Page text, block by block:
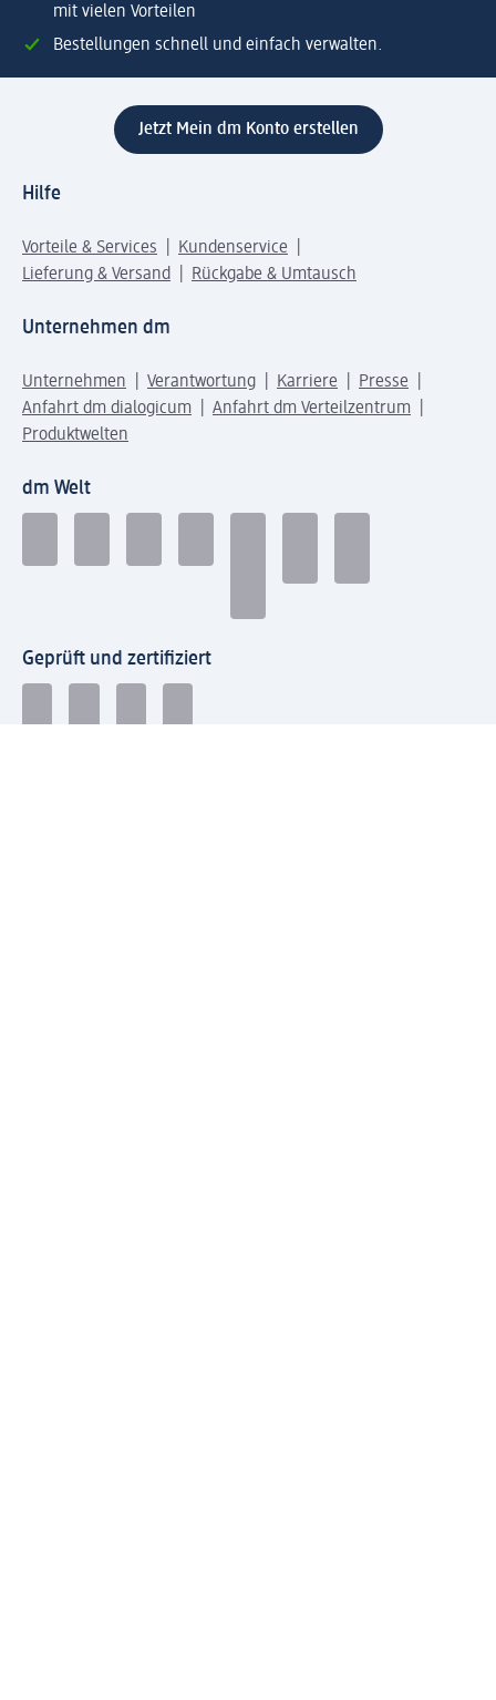
mit vielen Vorteilen
Bestellungen schnell und einfach verwalten.
Jetzt Mein dm Konto erstellen
Hilfe
Vorteile & Services
Kundenservice
Lieferung & Versand
Rückgabe & Umtausch
Unternehmen dm
Unternehmen Verantwortung Karriere
Presse
Anfahrt dm dialogicum
Anfahrt dm Verteilzentrum
Produktwelten
dm Welt
Geprüft und zertifiziert